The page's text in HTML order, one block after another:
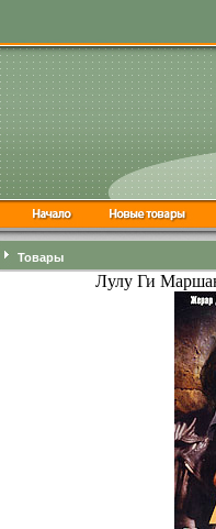
Товары
Лулу Ги